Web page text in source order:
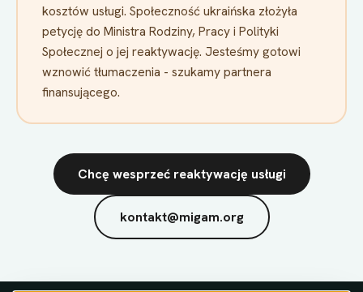
kosztów usługi. Społeczność ukraińska złożyła
petycję do Ministra Rodziny, Pracy i Polityki
Społecznej o jej reaktywację. Jesteśmy gotowi
wznowić tłumaczenia - szukamy partnera
finansującego.
Chcę wesprzeć reaktywację usługi
kontakt@migam.org